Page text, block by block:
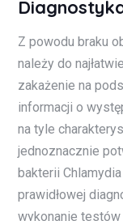
Z powodu braku
należy do
zakażenie na
informacji o
na tyle
jednoznacznie
bakterii
prawidłowej
wykonanie testów